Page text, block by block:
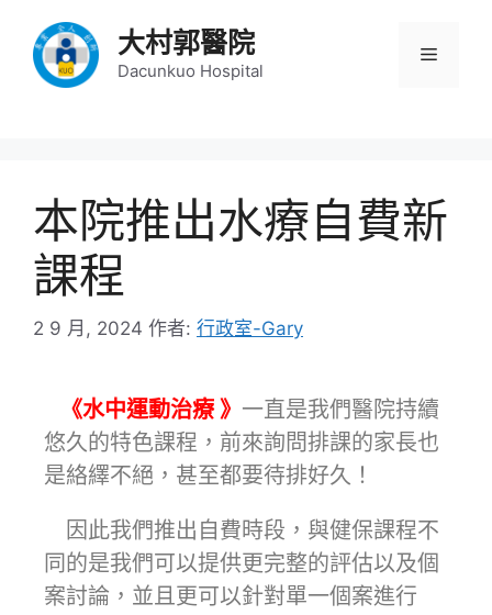
大村郭醫院
Dacunkuo Hospital
本院推出水療自費新
課程
2 9 月, 2024 作者: 行政室-Gary
《水中運動治療 》 一直是我們醫院持續
悠久的特色課程，前來詢問排課的家長也
是絡繹不絕，甚至都要待排好久！
因此我們推出自費時段，與健保課程不
同的是我們可以提供更完整的評估以及個
案討論，並且更可以針對單一個案進行